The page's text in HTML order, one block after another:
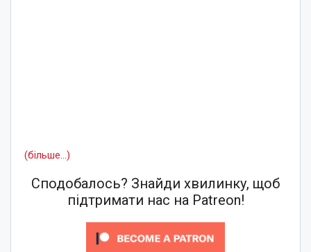
(більше…)
Сподобалось? Знайди хвилинку, щоб
підтримати нас на Patreon!